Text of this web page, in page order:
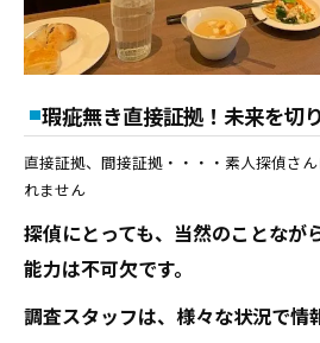
瑕疵無き直接証拠！未来を切
直接証拠、間接証拠・・・・素人探偵さ
れません
探偵にとっても、当然のことなが
能力は不可欠です。
調査スタッフは、様々な状況で情